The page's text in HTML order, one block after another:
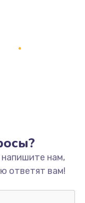
нам,
ответят вам!